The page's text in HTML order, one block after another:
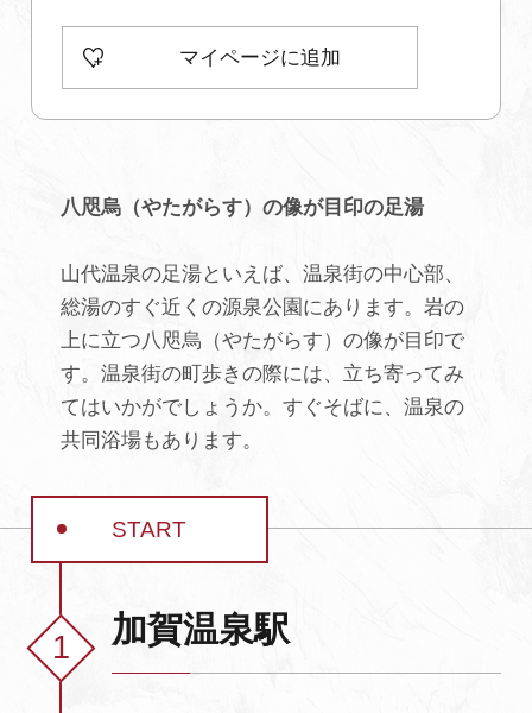
ご当地グルメ
FAQ
お知らせ
動画を見る
パンフレットダウンロード
写真ダウンロード
よくあるご質問・お問い合わせ
マイページに追加
八咫烏（やたがらす）の像が目印の足湯
山代温泉の足湯といえば、温泉街の中心部、
総湯のすぐ近くの源泉公園にあります。岩の
上に立つ八咫烏（やたがらす）の像が目印で
す。温泉街の町歩きの際には、立ち寄ってみ
てはいかがでしょうか。すぐそばに、温泉の
共同浴場もあります。
START
加賀温泉駅